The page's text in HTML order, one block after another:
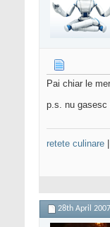
Pai chiar le
p.s. nu gasesc
retete culinare
28th April